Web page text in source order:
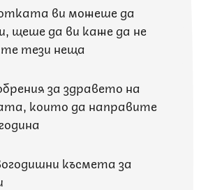
ви можеше да
щеше да ви каже да не
тези неща
за здравето на
които да направите
късмета за